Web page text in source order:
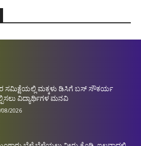
ಸಮಿಕ್ಷೆಯಲ್ಲಿ ಮಕ್ಕಳು ಡಿಸಿಗೆ ಬಸ್ ಸೌಕರ್ಯ
ವಿದ್ಯಾರ್ಥಿಗಳ ಮನವಿ
08/2026